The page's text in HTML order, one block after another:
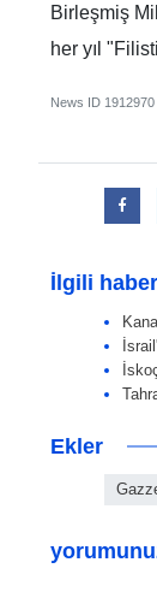
Birleşmiş
her yıl
News ID 1912970
İlgili
Ekler